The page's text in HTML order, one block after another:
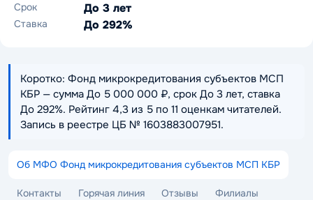
Срок До 3 лет
Ставка До 292%
Коротко: Фонд микрокредитования субъектов МСП
КБР — сумма До 5 000 000 ₽, срок До 3 лет, ставка
До 292%. Рейтинг 4,3 из 5 по 11 оценкам читателей.
Запись в реестре ЦБ № 1603883007951.
Об МФО Фонд микрокредитования субъектов МСП КБР
Контакты Горячая линия Отзывы Филиалы